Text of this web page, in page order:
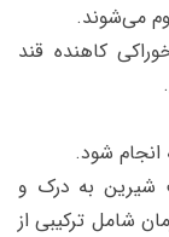
می‌شوند.
کاهنده قند
انجام شود.
شیرین به درک و
شامل ترکیبی از